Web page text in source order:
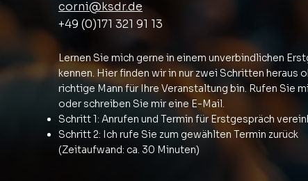
corni@ksdr.de
+49 (0)171 321 91 13
Lernen Sie mich gerne in einem unverbindlichen
kennen. Hier finden wir in nur zwei Schritten heraus
richtige Mann für Ihre Veranstaltung bin. Rufen Sie
oder schreiben Sie mir eine E-Mail.
Schritt 1: Anrufen und Termin für Erstgespräch
Schritt 2: Ich rufe Sie zum gewählten Termin zurück
(Zeitaufwand: ca. 30 Minuten)